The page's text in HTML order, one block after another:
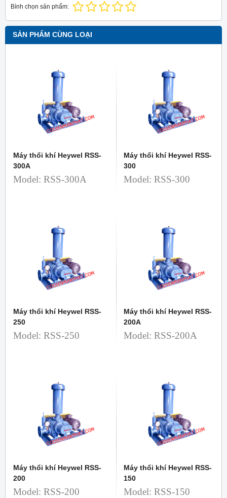
Bình chọn sản phẩm:
SẢN PHẨM CÙNG LOẠI
Máy thổi khí Heywel RSS-
300A
Model: RSS-300A
Máy thổi khí Heywel RSS-
300
Model: RSS-300
Máy thổi khí Heywel RSS-
250
Model: RSS-250
Máy thổi khí Heywel RSS-
200A
Model: RSS-200A
Máy thổi khí Heywel RSS-
200
Model: RSS-200
Máy thổi khí Heywel RSS-
150
Model: RSS-150